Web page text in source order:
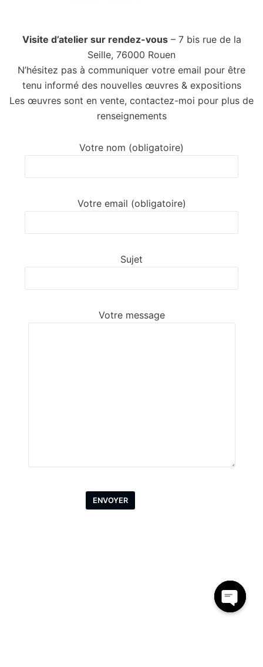
Visite d’atelier sur rendez-vous– 7 bis rue de la
Seille, 76000 Rouen
N’hésitez pas à communiquer votre email pour être
tenu informé des nouvelles œuvres & expositions
Les œuvres sont en vente, contactez-moi pour plus de
renseignements
Votre nom (obligatoire)
Votre email (obligatoire)
Sujet
Votre message